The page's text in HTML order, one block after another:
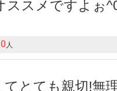
ススメですよぉ
0人
とても親切!無